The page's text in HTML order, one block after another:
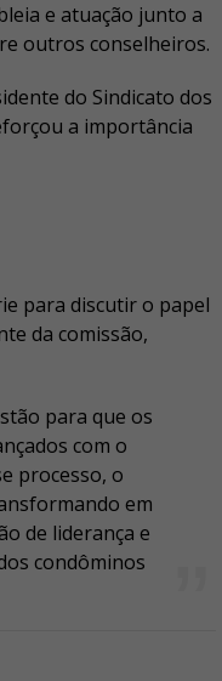
e atuação junto a
outros conselheiros.
do Sindicato dos
a importância
para discutir o papel
da comissão,
para que os
com o
processo, o
em
de liderança e
condôminos